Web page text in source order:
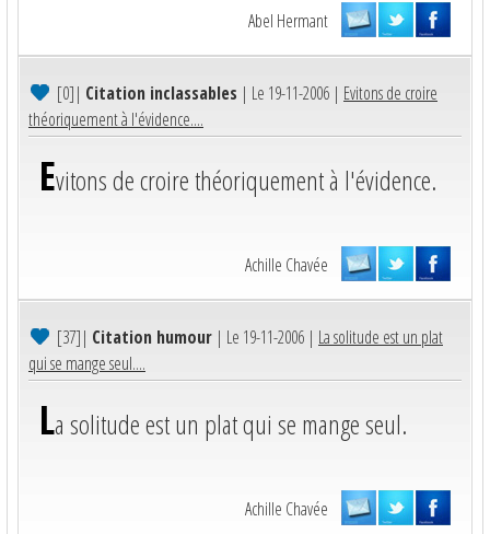
Abel Hermant
[0]| Citation inclassables | Le 19-11-2006 | Evitons de croire
théoriquement à l'évidence....
Evitons de croire théoriquement à l'évidence.
Achille Chavée
[37]| Citation humour | Le 19-11-2006 | La solitude est un plat
qui se mange seul....
La solitude est un plat qui se mange seul.
Achille Chavée